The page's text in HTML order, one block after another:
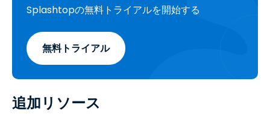
Splashtopの無料トライアルを開始する
無料トライアル
追加リソース